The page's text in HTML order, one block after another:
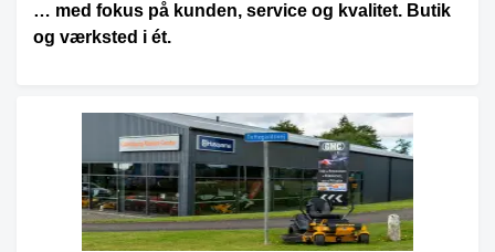
… med fokus på kunden, service og kvalitet. Butik
og værksted i ét.